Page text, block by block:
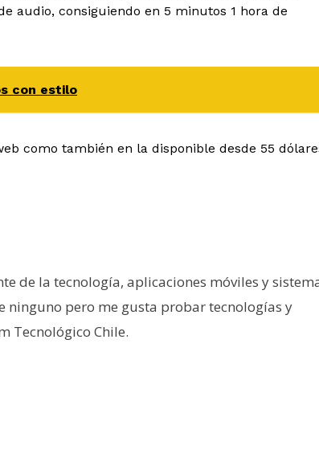
audio, consiguiendo en 5 minutos 1 hora de
con estilo
como también en la disponible desde 55
de la tecnología, aplicaciones móviles y
ninguno pero me gusta probar tecnologías y
Tecnológico Chile.